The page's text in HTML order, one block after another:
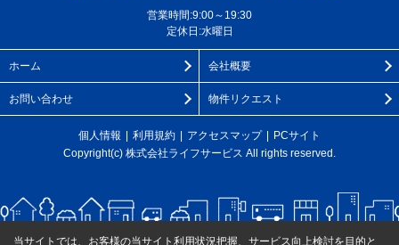
営業時間:9:00～19:30
定休日:水曜日
ホーム 会社概要
お問い合わせ 物件リクエスト
個人情報 利用規約 アクセスマップ
PCサイト
Copyright(c) 株式会社ライフサービス All rights reserved.
当サイトでは、お客様の当サイト利用状況把握、サービス向上検討を目的と